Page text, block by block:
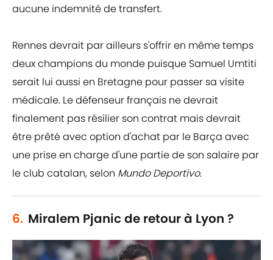
aucune indemnité de transfert.
Rennes devrait par ailleurs s'offrir en même temps
deux champions du monde puisque Samuel Umtiti
serait lui aussi en Bretagne pour passer sa visite
médicale. Le défenseur français ne devrait
finalement pas résilier son contrat mais devrait
être prêté avec option d'achat par le Barça avec
une prise en charge d'une partie de son salaire par
le club catalan, selon Mundo Deportivo.
6. Miralem Pjanic de retour à Lyon ?